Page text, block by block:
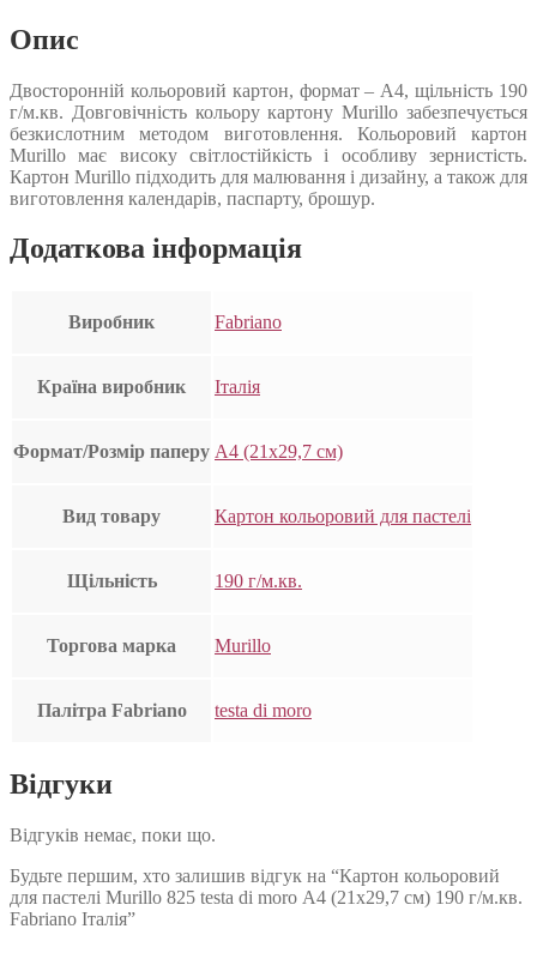
Опис
Двосторонній кольоровий картон, формат – А4, щільність 190
г/м.кв. Довговічність кольору картону Murillo забезпечується
безкислотним методом виготовлення. Кольоровий картон
Murillo має високу світлостійкість і особливу зернистість.
Картон Murillo підходить для малювання і дизайну, а також для
виготовлення календарів, паспарту, брошур.
Додаткова інформація
Виробник Fabriano
Країна виробник Італія
Формат/Розмір паперу А4 (21х29,7 см)
Вид товару Картон кольоровий для пастелі
Щільність 190 г/м.кв.
Торгова марка Murillo
Палітра Fabriano testa di moro
Відгуки
Відгуків немає, поки що.
Будьте першим, хто залишив відгук на “Картон кольоровий
для пастелі Murillo 825 testa di moro А4 (21х29,7 см) 190 г/м.кв.
Fabriano Італія”